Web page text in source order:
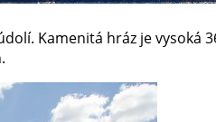
Kamenitá hráz je vysoká